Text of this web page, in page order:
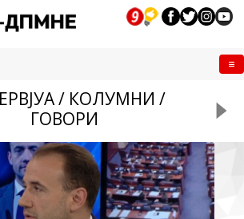
/ КОЛУМНИ /
ГОВОРИ